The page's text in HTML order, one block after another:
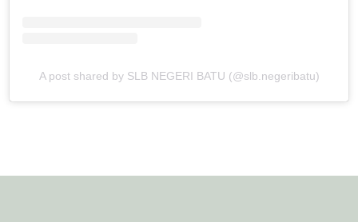
A post shared by SLB NEGERI BATU (@slb.negeribatu)